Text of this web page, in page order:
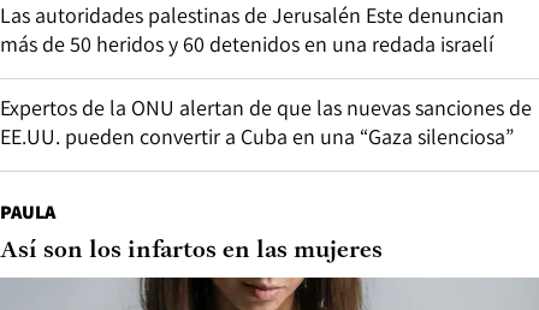
Las autoridades palestinas de Jerusalén Este denuncian
más de 50 heridos y 60 detenidos en una redada israelí
Expertos de la ONU alertan de que las nuevas sanciones de
EE.UU. pueden convertir a Cuba en una “Gaza silenciosa”
PAULA
Así son los infartos en las mujeres